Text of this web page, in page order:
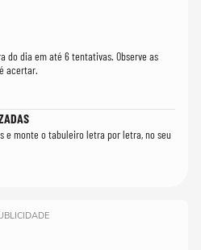
do dia em até 6 tentativas. Observe as
acertar.
e monte o tabuleiro letra por letra, no seu